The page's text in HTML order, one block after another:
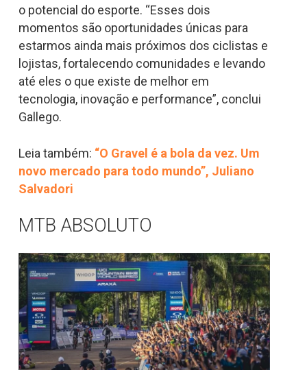
o potencial do esporte. “Esses dois
momentos são oportunidades únicas para
estarmos ainda mais próximos dos ciclistas e
lojistas, fortalecendo comunidades e levando
até eles o que existe de melhor em
tecnologia, inovação e performance”, conclui
Gallego.
Leia também: “O Gravel é a bola da vez. Um
novo mercado para todo mundo”, Juliano
Salvadori
MTB ABSOLUTO